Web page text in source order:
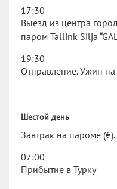
17:30
Выезд из центра
паром Tallink Silja
19:30
Отправление. Ужин
Шестой день
Завтрак на пароме (€).
07:00
Прибытие в Турку